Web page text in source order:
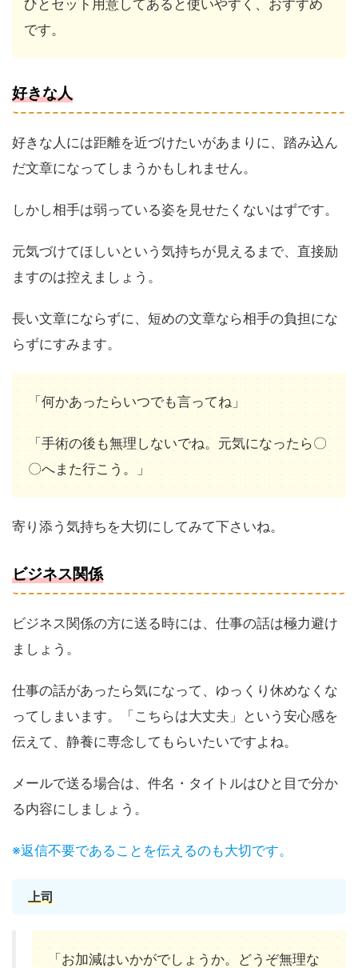
ひとセット用意してあると使いやすく、おすすめ
です。
好きな人
好きな人には距離を近づけたいがあまりに、踏み込ん
だ文章になってしまうかもしれません。
しかし相手は弱っている姿を見せたくないはずです。
元気づけてほしいという気持ちが見えるまで、直接励
ますのは控えましょう。
長い文章にならずに、短めの文章なら相手の負担にな
らずにすみます。
「何かあったらいつでも言ってね」
「手術の後も無理しないでね。元気になったら〇
〇へまた行こう。」
寄り添う気持ちを大切にしてみて下さいね。
ビジネス関係
ビジネス関係の方に送る時には、仕事の話は極力避け
ましょう。
仕事の話があったら気になって、ゆっくり休めなくな
ってしまいます。「こちらは大丈夫」という安心感を
伝えて、静養に専念してもらいたいですよね。
メールで送る場合は、件名・タイトルはひと目で分か
る内容にしましょう。
※返信不要であることを伝えるのも大切です。
上司
「お加減はいかがでしょうか。どうぞ無理な